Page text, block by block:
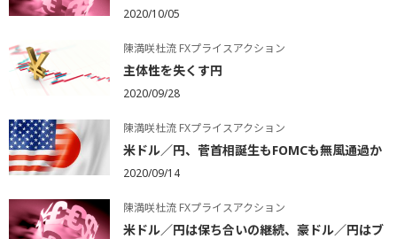
2020/10/05
陳満咲杜流 FXプライスアクション
主体性を失くす円
2020/09/28
陳満咲杜流 FXプライスアクション
米ドル／円、菅首相誕生もFOMCも無風通過か
2020/09/14
陳満咲杜流 FXプライスアクション
米ドル／円は保ち合いの継続、豪ドル／円はブ